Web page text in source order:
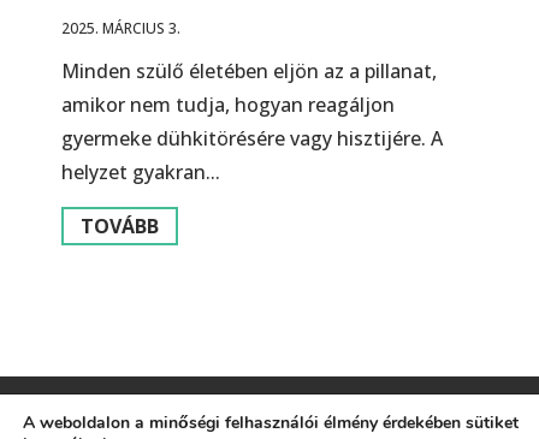
2025. MÁRCIUS 3.
Minden szülő életében eljön az a pillanat,
amikor nem tudja, hogyan reagáljon
gyermeke dühkitörésére vagy hisztijére. A
helyzet gyakran...
TOVÁBB
A weboldalon a minőségi felhasználói élmény érdekében sütiket